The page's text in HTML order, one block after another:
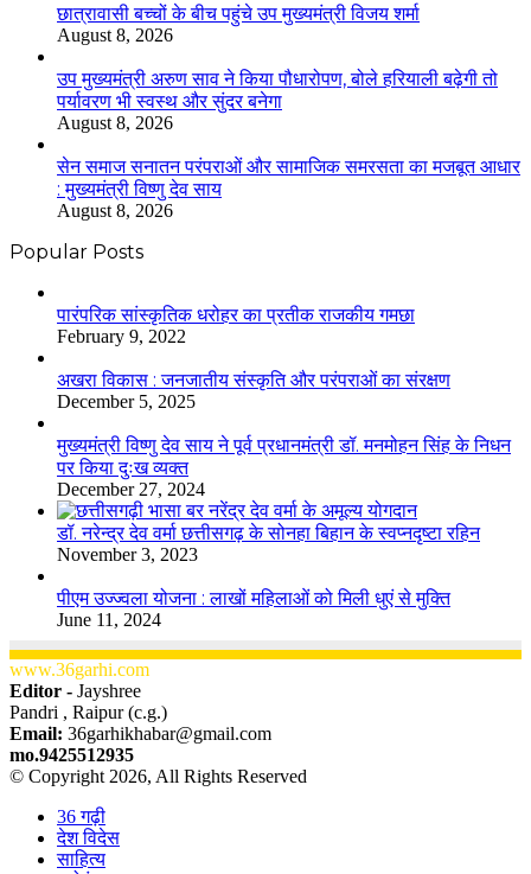
छात्रावासी बच्चों के बीच पहुंचे उप मुख्यमंत्री विजय शर्मा
August 8, 2026
उप मुख्यमंत्री अरुण साव ने किया पौधारोपण, बोले हरियाली बढ़ेगी तो
पर्यावरण भी स्वस्थ और सुंदर बनेगा
August 8, 2026
सेन समाज सनातन परंपराओं और सामाजिक समरसता का मजबूत आधार
: मुख्यमंत्री विष्णु देव साय
August 8, 2026
Popular Posts
​​​​​​​पारंपरिक सांस्कृतिक धरोहर का प्रतीक राजकीय गमछा
February 9, 2022
अखरा विकास : जनजातीय संस्कृति और परंपराओं का संरक्षण
December 5, 2025
मुख्यमंत्री विष्णु देव साय ने पूर्व प्रधानमंत्री डॉ. मनमोहन सिंह के निधन
पर किया दुःख व्यक्त
December 27, 2024
डॉ. नरेन्द्र देव वर्मा छत्तीसगढ़ के सोनहा बिहान के स्वप्नदृष्टा रहिन
November 3, 2023
पीएम उज्ज्वला योजना : लाखों महिलाओं को मिली धुएं से मुक्ति
June 11, 2024
www.36garhi.com
Editor - Jayshree
Pandri , Raipur (c.g.)
Email: 36garhikhabar@gmail.com
mo.9425512935
© Copyright 2026, All Rights Reserved
36 गढ़ी
देश विदेस
साहित्य